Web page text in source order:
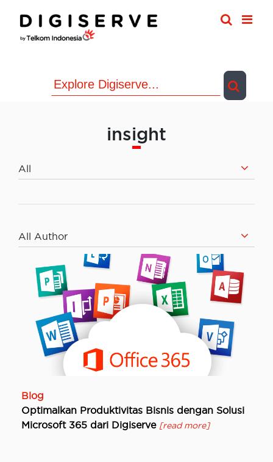
content
insight
All
All Author
Blog
Optimalkan Produktivitas Bisnis dengan Solusi
Microsoft 365 dari Digiserve [read more]